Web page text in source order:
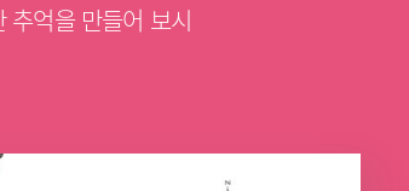
추억을 만들어 보시